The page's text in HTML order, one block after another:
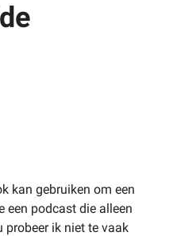
kan gebruiken om een
een podcast die alleen
probeer ik niet te vaak